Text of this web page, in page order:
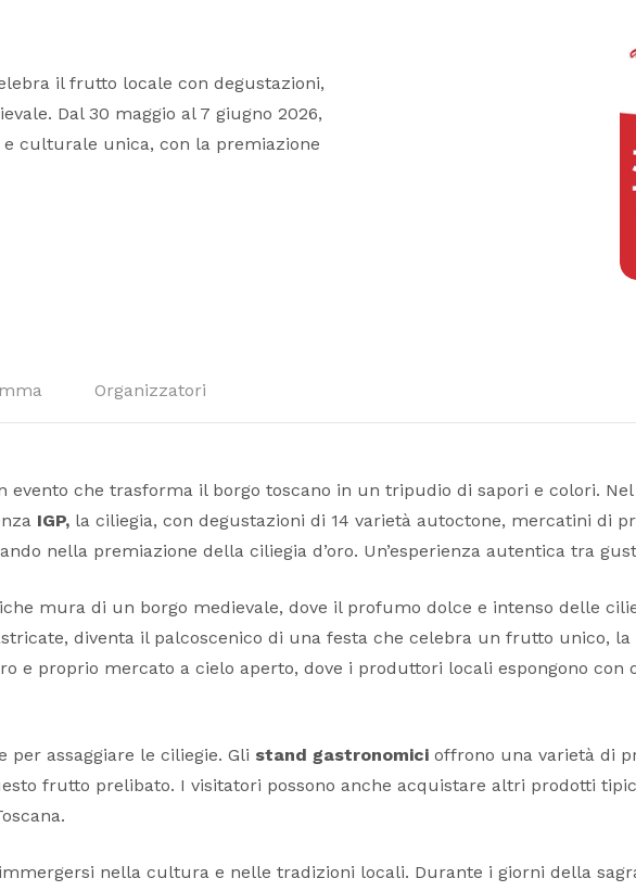
il frutto locale con degustazioni,
Dal 30 maggio al 7 giugno 2026,
culturale unica, con la premiazione
Organizzatori
evento che trasforma il borgo toscano in un tripudio di sapori e colori. Nel
IGP, la ciliegia, con degustazioni di 14 varietà autoctone, mercatini di
nella premiazione della ciliegia d’oro. Un’esperienza autentica tra
mura di un borgo medievale, dove il profumo dolce e intenso delle
diventa il palcoscenico di una festa che celebra un frutto unico,
e proprio mercato a cielo aperto, dove i produttori locali espongono con
per assaggiare le ciliegie. Gli stand gastronomici offrono una varietà di
frutto prelibato. I visitatori possono anche acquistare altri prodotti
nella cultura e nelle tradizioni locali. Durante i giorni della